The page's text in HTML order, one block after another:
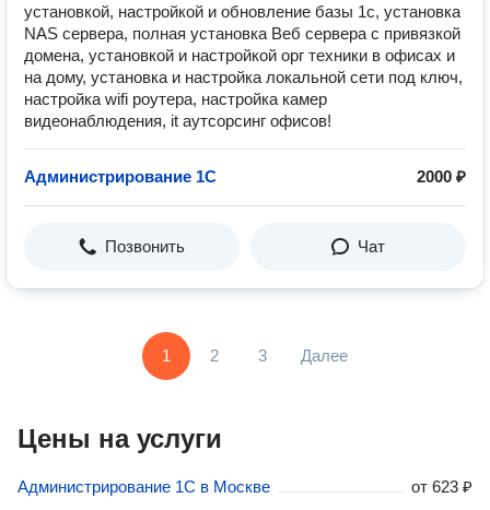
установкой, настройкой и обновление базы 1с, установка
NAS сервера, полная установка Веб сервера с привязкой
домена, установкой и настройкой орг техники в офисах и
на дому, установка и настройка локальной сети под ключ,
настройка wifi роутера, настройка камер
видеонаблюдения, it аутсорсинг офисов!
Администрирование 1С 2000 ₽
Позвонить Чат
1 2 3 Далее
Цены на услуги
Администрирование 1С в Москве от 623 ₽